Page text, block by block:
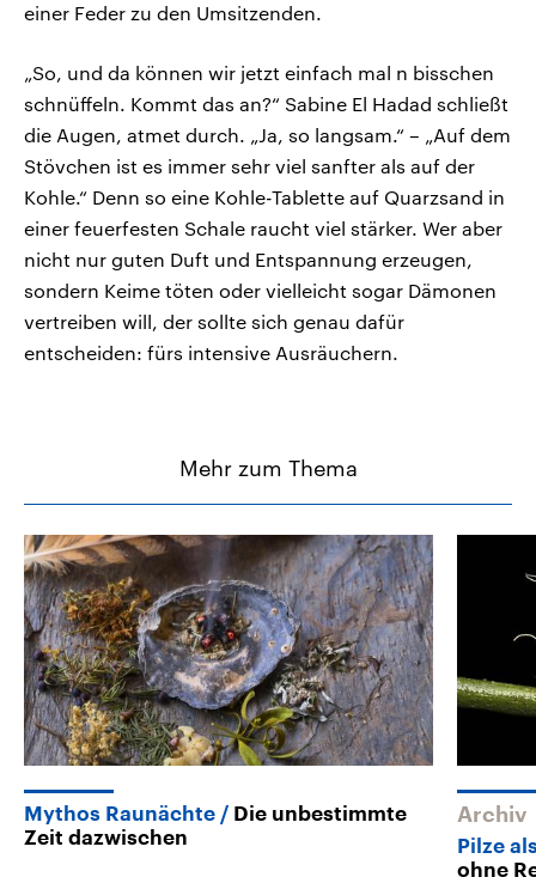
einer Feder zu den Umsitzenden.
„So, und da können wir jetzt einfach mal n bisschen
schnüffeln. Kommt das an?“ Sabine El Hadad schließt
die Augen, atmet durch. „Ja, so langsam.“ – „Auf dem
Stövchen ist es immer sehr viel sanfter als auf der
Kohle.“ Denn so eine Kohle-Tablette auf Quarzsand in
einer feuerfesten Schale raucht viel stärker. Wer aber
nicht nur guten Duft und Entspannung erzeugen,
sondern Keime töten oder vielleicht sogar Dämonen
vertreiben will, der sollte sich genau dafür
entscheiden: fürs intensive Ausräuchern.
Mehr zum Thema
Mythos Raunächte
Die unbestimmte
Zeit dazwischen
Archiv
Pilze
ohne